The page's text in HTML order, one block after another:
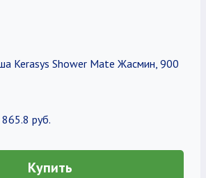
Kerasys Shower Mate Жасмин, 900
руб.
Купить